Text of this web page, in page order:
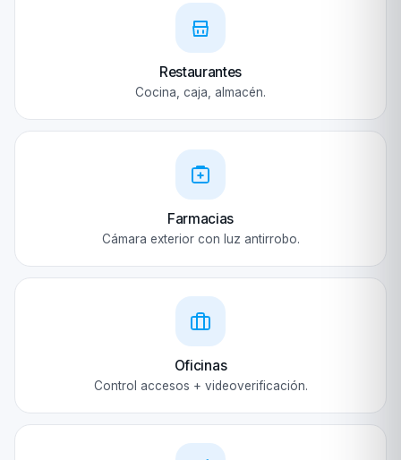
Restaurantes
Cocina, caja, almacén.
Farmacias
Cámara exterior con luz antirrobo.
Oficinas
Control accesos + videoverificación.